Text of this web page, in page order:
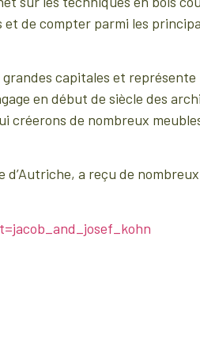
de compter parmi les
capitales et représente
en début de siècle des
créerons de nombreux
d’Autriche, a reçu de